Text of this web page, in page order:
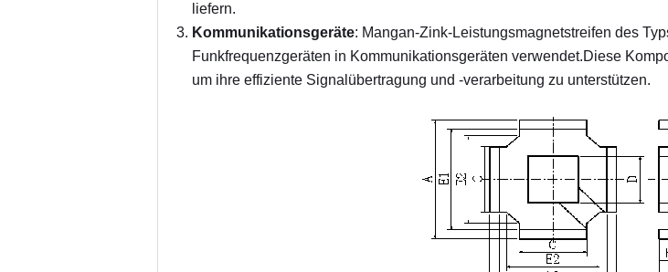
liefern.
Kommunikationsgeräte: Mangan-Zink-Leistungsmagnetstreifen des
Funkfrequenzgeräten in Kommunikationsgeräten verwendet.Diese
um ihre effiziente Signalübertragung und -verarbeitung zu unterstützen.